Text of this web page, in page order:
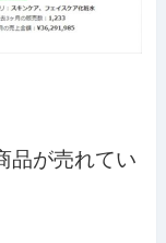
品が売れてい